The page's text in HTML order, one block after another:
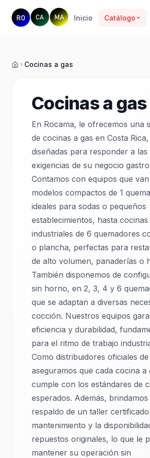
Inicio Catálogo
Inicio
Cocinas a gas
Cocinas a gas
En Rocama, le ofrecemos una
de cocinas a gas en Costa Rica,
diseñadas para responder a las
exigencias de su negocio
Contamos con equipos que van
modelos compactos de 1
ideales para sodas o pequeños
establecimientos, hasta cocinas
industriales de 6 quemadores
o plancha, perfectas para
de alto volumen, panaderías o
También disponemos de
sin horno, en 2, 3, 4 y 6
que se adaptan a diversas
cocción. Nuestros equipos
eficiencia y durabilidad,
para el ritmo de trabajo
Como distribuidores oficiales
aseguramos que cada cocina a
cumple con los estándares de
esperados. Además, brindamos
respaldo de un taller
mantenimiento y la
repuestos originales, lo que le
mantener su operación sin